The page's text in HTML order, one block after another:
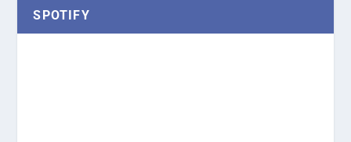
SPOTIFY